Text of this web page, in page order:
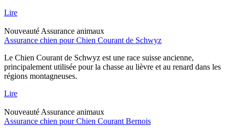
Lire
Nouveauté Assurance animaux
Assurance chien pour Chien Courant de Schwyz
Le Chien Courant de Schwyz est une race suisse ancienne,
principalement utilisée pour la chasse au lièvre et au renard dans les
régions montagneuses.
Lire
Nouveauté Assurance animaux
Assurance chien pour Chien Courant Bernois